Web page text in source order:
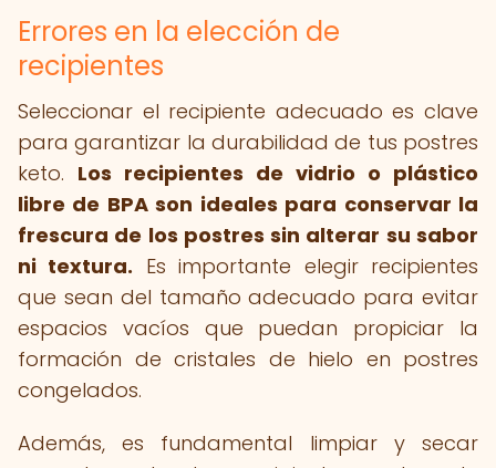
Errores en la elección de
recipientes
Seleccionar el recipiente adecuado es clave
para garantizar la durabilidad de tus postres
keto. Los recipientes de vidrio o plástico
libre de BPA son ideales para conservar la
frescura de los postres sin alterar su sabor
ni textura. Es importante elegir recipientes
que sean del tamaño adecuado para evitar
espacios vacíos que puedan propiciar la
formación de cristales de hielo en postres
congelados.
Además, es fundamental limpiar y secar